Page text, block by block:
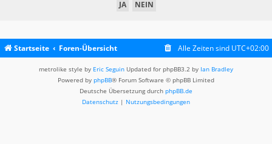
Startseite Foren-Übersicht Alle Zeiten sind UTC+02:00
metrolike style by Eric Seguin Updated for phpBB3.2 by Ian Bradley
Powered by phpBB® Forum Software © phpBB Limited
Deutsche Übersetzung durch phpBB.de
Datenschutz | Nutzungsbedingungen